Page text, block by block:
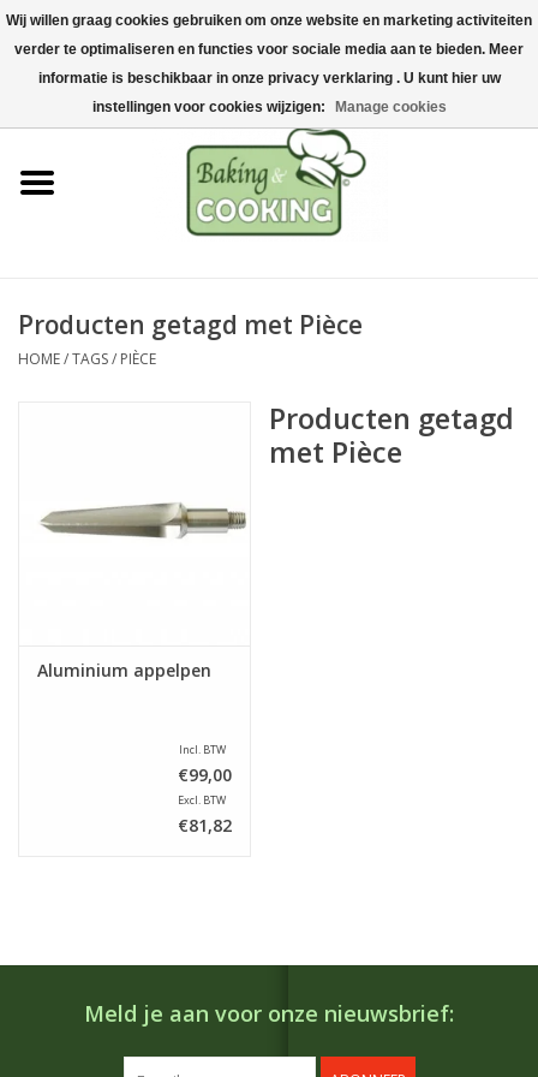
Home
Bak-& kookgerei
Machines & onderdelen
Chocolade & ijsbereiding
Hygiëne & opslag
Producten getagd met Pièce
HOME/TAGS/ PIÈCE
Aluminium appelpen
Incl. BTW
€99,00
Excl. BTW
€81,82
Producten getagd
met Pièce
Meld je aan voor onze nieuwsbrief:
Wij willen graag cookies gebruiken om onze website en marketing activiteiten
verder te optimaliseren en functies voor sociale media aan te bieden. Meer
informatie is beschikbaar in onze privacy verklaring . U kunt hier uw
instellingen voor cookies wijzigen:
Manage cookies